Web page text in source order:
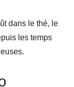
dans le thé, le
les temps